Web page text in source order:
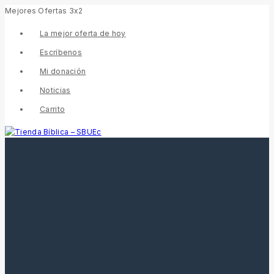
Mejores Ofertas 3x2
La mejor oferta de hoy
Escríbenos
Mi donación
Noticias
Carrito